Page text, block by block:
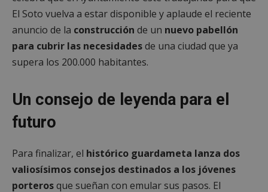
El Soto vuelva a estar disponible y aplaude el reciente
anuncio de la construcción de un nuevo pabellón
para cubrir las necesidadesde una ciudad que ya
supera los 200.000 habitantes.
Un consejo de leyenda para el
futuro
Para finalizar, el histórico guardameta lanza dos
valiosísimos consejos destinados a los jóvenes
porterosque sueñan con emular sus pasos. El
_ga_CJ6TH46G2D
.mostoleshoy.com 1 año 1 mes
versión
antigua
Youtube.